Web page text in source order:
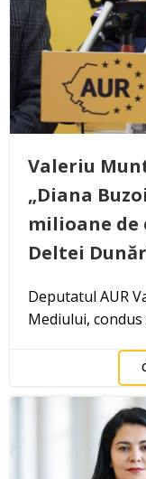
Valeriu
„Diana
milioane de
Deltei
Deputatul AUR
Mediului,